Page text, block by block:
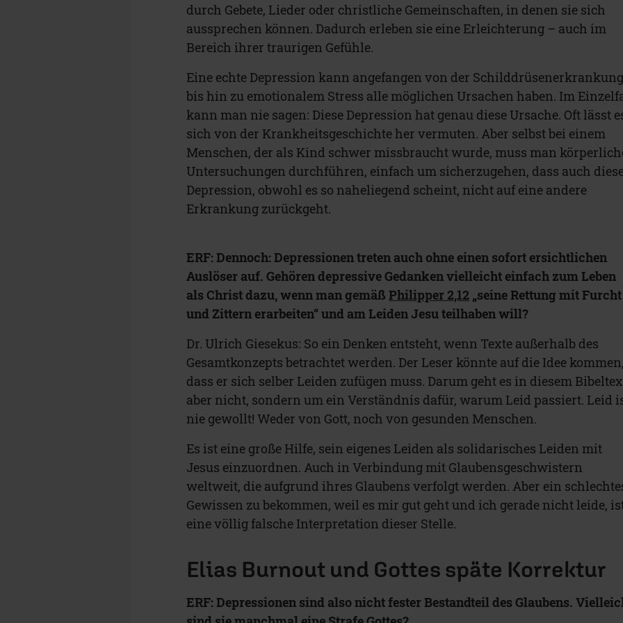
durch Gebete, Lieder oder christliche Gemeinschaften, in denen sie sich
aussprechen können. Dadurch erleben sie eine Erleichterung – auch im
Bereich ihrer traurigen Gefühle.
Eine echte Depression kann angefangen von der
bis hin zu emotionalem Stress alle möglichen Ursachen haben. Im
kann man nie sagen: Diese Depression hat genau diese Ursache. Oft lässt
sich von der Krankheitsgeschichte her vermuten. Aber selbst bei einem
Menschen, der als Kind schwer missbraucht wurde, muss man
Untersuchungen durchführen, einfach um sicherzugehen, dass auch
Depression, obwohl es so naheliegend scheint, nicht auf eine andere
Erkrankung zurückgeht.
ERF: Dennoch: Depressionen treten auch ohne einen sofort ersichtlichen
Auslöser auf. Gehören depressive Gedanken vielleicht einfach zum Leben
als Christ dazu, wenn man gemäßPhilipper 2,12 „seine Rettung mit Furcht
und Zittern erarbeiten“ und am Leiden Jesu teilhaben will?
Dr. Ulrich Giesekus: So ein Denken entsteht, wenn Texte außerhalb des
Gesamtkonzepts betrachtet werden. Der Leser könnte auf die Idee
dass er sich selber Leiden zufügen muss. Darum geht es in diesem
aber nicht, sondern um ein Verständnis dafür, warum Leid passiert. Leid
nie gewollt! Weder von Gott, noch von gesunden Menschen.
Es ist eine große Hilfe, sein eigenes Leiden als solidarisches Leiden mit
Jesus einzuordnen. Auch in Verbindung mit Glaubensgeschwistern
weltweit, die aufgrund ihres Glaubens verfolgt werden. Aber ein
Gewissen zu bekommen, weil es mir gut geht und ich gerade nicht leide,
eine völlig falsche Interpretation dieser Stelle.
Elias Burnout und Gottes späte Korrektur
ERF: Depressionen sind also nicht fester Bestandteil des Glaubens.